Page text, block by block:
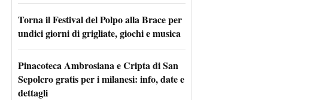
Torna il Festival del Polpo alla Brace per
undici giorni di grigliate, giochi e musica
Pinacoteca Ambrosiana e Cripta di San
Sepolcro gratis per i milanesi: info, date e
dettagli